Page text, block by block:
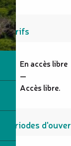
Tarifs
En accès libre
—
Accès libre.
Périodes